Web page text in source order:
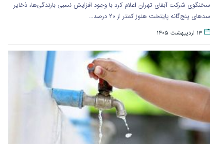
سخنگوی شرکت آبفای تهران اعلام کرد با وجود افزایش نسبی بارندگی‌ها، ذخایر
سدهای پنج‌گانه پایتخت هنوز کمتر از ۲۰ درصد…
۱۳ اردیبهشت ۱۴۰۵